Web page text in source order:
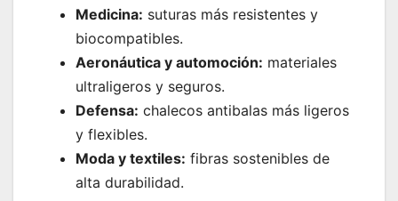
Medicina: suturas más resistentes y
biocompatibles.
Aeronáutica y automoción: materiales
ultraligeros y seguros.
Defensa: chalecos antibalas más ligeros
y flexibles.
Moda y textiles: fibras sostenibles de
alta durabilidad.